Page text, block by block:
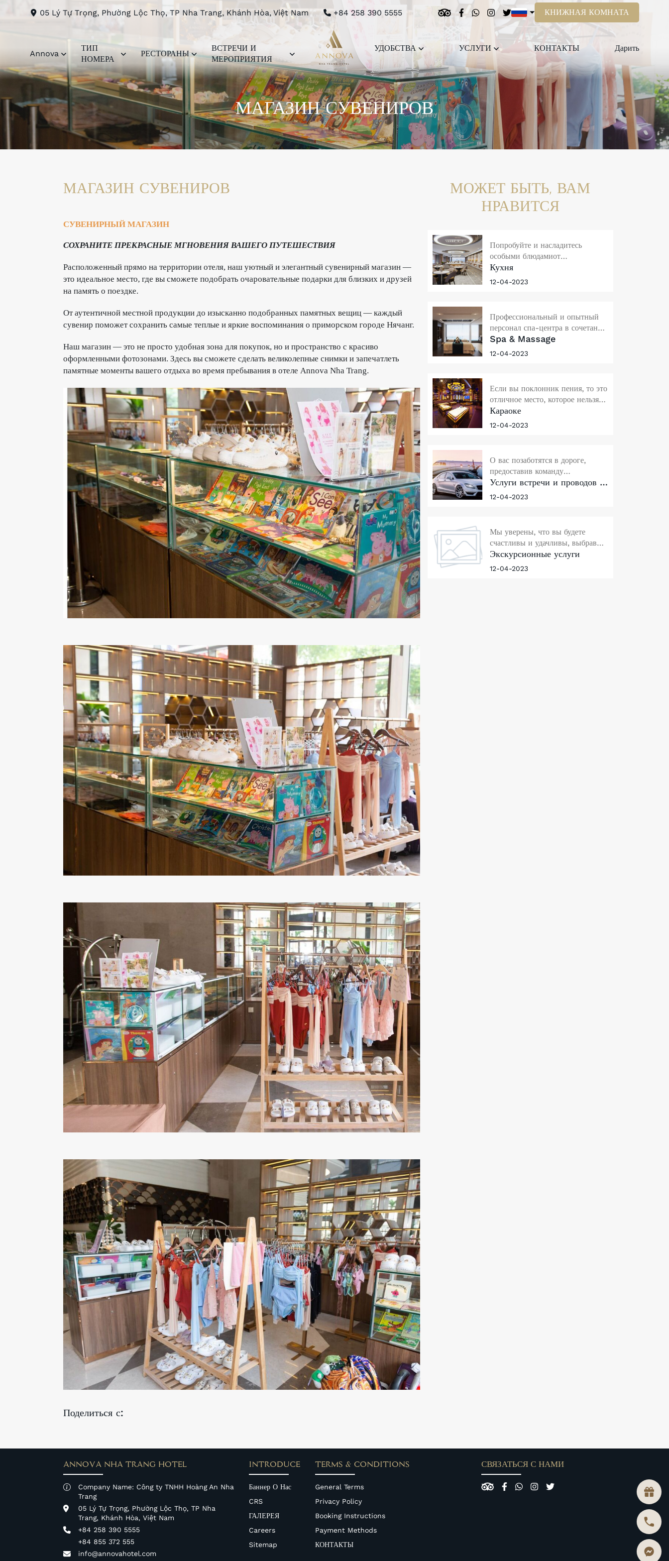
Annova
ТИП
НОМЕРА
РЕСТОРАНЫ
ВСТРЕЧИ И
МЕРОПРИЯТИЯ
УДОБСТВА УСЛУГИ КОНТАКТЫ Дарить
05 Lý Tự Trọng, Phường Lộc Thọ, TP Nha Trang, Khánh Hòa, Việt Nam +84 258 390 5555 КНИЖНАЯ КОМНАТА
МАГАЗИН СУВЕНИРОВ
МАГАЗИН СУВЕНИРОВ
СУВЕНИРНЫЙ МАГАЗИН
СОХРАНИТЕ ПРЕКРАСНЫЕ МГНОВЕНИЯ ВАШЕГО ПУТЕШЕСТВИЯ
Расположенный прямо на территории отеля, наш уютный и элегантный сувенирный магазин —
это идеальное место, где вы сможете подобрать очаровательные подарки для близких и друзей
на память о поездке.
От аутентичной местной продукции до изысканно подобранных памятных вещиц — каждый
сувенир поможет сохранить самые теплые и яркие воспоминания о приморском городе Нячанг.
Наш магазин — это не просто удобная зона для покупок, но и пространство с красиво
оформленными фотозонами. Здесь вы сможете сделать великолепные снимки и запечатлеть
памятные моменты вашего отдыха во время пребывания в отеле Annova Nha Trang.
Поделиться с:
МОЖЕТ БЫТЬ, ВАМ
НРАВИТСЯ
12-04-2023
Кухня
Попробуйте и насладитесь
особыми блюдамиот
традиционных местных блюд до
блюд азиатской и европейской
своих близких.
12-04-2023
Spa & Massage
Профессиональный и опытный
персонал спа-центра в сочетании
с уникальными процедурами
подарит вам самые приятные
12-04-2023
Караоке
Если вы поклонник пения, то это
отличное место, которое нельзя
пропустить.
12-04-2023
Услуги встречи и проводов в
аэропорту
О вас позаботятся в дороге,
предоставив команду
профессиональных водителей и
современные новые автомобили.
ваших прекрасных путешествий.
12-04-2023
Экскурсионные услуги
Мы уверены, что вы будете
счастливы и удачливы, выбрав
наши туры в городе Нячанг с
множеством интересных вещей,
ANNOVA NHA TRANG HOTEL
Company Name: Công ty TNHH Hoàng An Nha
Trang
05 Lý Tự Trọng, Phường Lộc Thọ, TP Nha
Trang, Khánh Hòa, Việt Nam
+84 258 390 5555
+84 855 372 555
info@annovahotel.com
INTRODUCE
Баннер О Нас
CRS
ГАЛЕРЕЯ
Careers
Sitemap
TERMS & CONDITIONS
General Terms
Privacy Policy
Booking Instructions
Payment Methods
КОНТАКТЫ
СВЯЗАТЬСЯ С НАМИ